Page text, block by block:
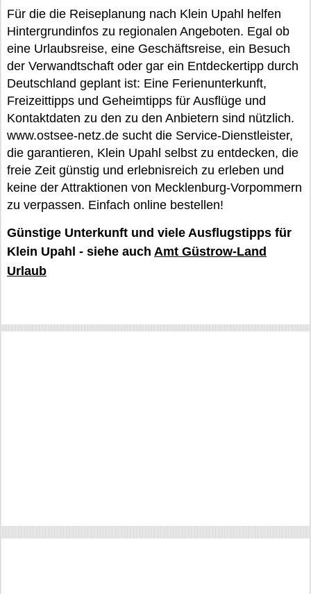
Für die die Reiseplanung nach Klein Upahl helfen
Hintergrundinfos zu regionalen Angeboten. Egal ob
eine Urlaubsreise, eine Geschäftsreise, ein Besuch
der Verwandtschaft oder gar ein Entdeckertipp durch
Deutschland geplant ist: Eine Ferienunterkunft,
Freizeittipps und Geheimtipps für Ausflüge und
Kontaktdaten zu den zu den Anbietern sind nützlich.
www.ostsee-netz.de sucht die Service-Dienstleister,
die garantieren, Klein Upahl selbst zu entdecken, die
freie Zeit günstig und erlebnisreich zu erleben und
keine der Attraktionen von Mecklenburg-Vorpommern
zu verpassen. Einfach online bestellen!
Günstige Unterkunft und viele Ausflugstipps für
Klein Upahl - siehe auch Amt Güstrow-Land
Urlaub